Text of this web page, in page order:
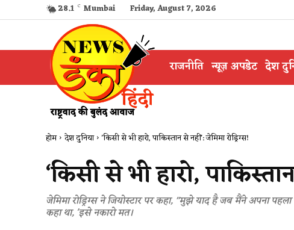
28.1 C Mumbai Friday, August 7, 2026
राजनीति न्यूज़ अपडेट देश
होम देश दुनिया 'किसी से भी हारो, पाकिस्तान से नहीं': जेमिमा रोड्रिग्स!
‘किसी से भी हारो,
जेमिमा रोड्रिग्स ने जियोस्टार पर कहा, "मुझे याद है जब मैंने अपना
कहा था, 'इसे नकारो मत।